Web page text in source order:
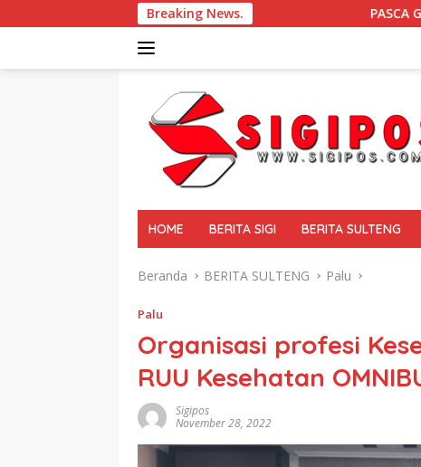
ke
Breaking News.PASCA GEMPA BUMI DI SIGI
HOME BERITA SIGI BERITA SULTENG
Beranda BERITA SULTENG Palu
Palu
Organisasi profesi
RUU Kesehatan
Sigipos
November 28, 2022